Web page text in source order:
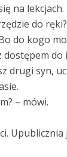
na lekcjach.
do
do kogo
dostępem
drugi syn,
– mówi.